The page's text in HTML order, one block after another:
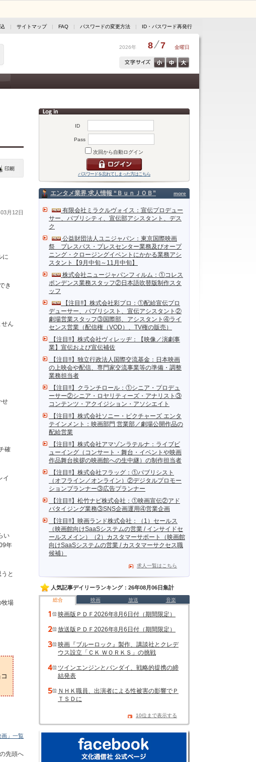
| サイトマップ| FAQ | パスワードの変更方法 | ID・パスワード再発行
2026年 8 7 金曜日
ID
Pass
次回から自動ログイン
パスワードを忘れてしまった方はこちら
more
エンタメ業界 求人情報 “ＢｕｎＪＯＢ”
有限会社ミラクルヴォイス：宣伝プロデュー
サー、パブリシティ、宣伝部アシスタント、デス
ク
公益財団法人ユニジャパン：東京国際映画
祭 プレスパス・プレスセンター業務及びオープ
ニング・クロージングイベントにかかる業務アシ
スタント【9月中旬～11月中旬】
株式会社ニュージャパンフィルム：①コレス
ポンデンス業務スタッフ②日本語吹替版制作スタ
ッフ
【注目!!】株式会社彩プロ：①配給宣伝プロ
デューサー、パブリシスト、宣伝アシスタント②
劇場営業スタッフ③国際部、アシスタント④ライ
センス営業（配信権（VOD）、TV権の販売）
【注目!!】株式会社ヴィレッヂ：【映像／演劇事
業】宣伝および宣伝補佐
【注目!!】独立行政法人国際交流基金：日本映画
の上映会や配信、専門家交流事業等の準備・調整
業務担当者
【注目!!】クランチロール：①シニア・プロデュ
ーサー②シニア・ロヤリティーズ・アナリスト③
コンテンツ・アクイジション・アソシエイト
【注目!!】株式会社ソニー・ピクチャーズ エンタ
テインメント：映画部門 営業部／劇場公開作品の
配給営業
【注目!!】株式会社アマゾンラテルナ：ライブビ
ューイング（コンサート・舞台・イベントや映画
作品舞台挨拶の映画館への生中継）の制作担当者
【注目!!】株式会社フラッグ：①パブリシスト
（オフライン／オンライン）②デジタルプロモー
ションプランナー③広告プランナー
【注目!!】松竹ナビ株式会社：①映画宣伝②アド
バタイジング業務③SNS企画運用④営業企画
【注目!!】映画ランド株式会社：（1）セールス
（映画館向けSaaSシステムの営業 / インサイドセ
ールスメイン）（2）カスタマーサポート（映画館
向けSaaSシステムの営業 / カスタマーサクセス職
候補）
求人一覧はこちら
人気記事デイリーランキング：26年08月06日集計
総合 映画 放送 音楽
映画版ＰＤＦ2026年8月6日付（期間限定）
放送版ＰＤＦ2026年8月6日付（期間限定）
映画『ブルーロック』製作、講談社とクレデ
ウス設立「ＣＫ ＷＯＲＫＳ」の挑戦
ツインエンジンとバンダイ、戦略的提携の締
結発表
ＮＨＫ職員、出演者による性被害の影響でＰ
ＴＳＤに
10位まで表示する
月12日
に
き
ん
せ
確
イ
い
年
と
牧場
画」一覧
先頭へ